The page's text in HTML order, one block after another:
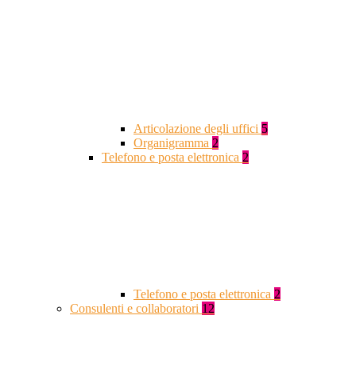
Articolazione degli uffici 5
Organigramma 2
Telefono e posta elettronica 2
Telefono e posta elettronica 2
Consulenti e collaboratori 12